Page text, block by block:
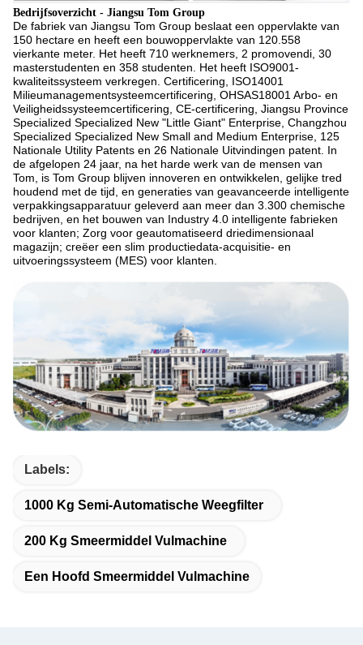
Bedrijfsoverzicht - Jiangsu Tom Group
De fabriek van Jiangsu Tom Group beslaat een oppervlakte van
150 hectare en heeft een bouwoppervlakte van 120.558
vierkante meter. Het heeft 710 werknemers, 2 promovendi, 30
masterstudenten en 358 studenten. Het heeft ISO9001-
kwaliteitssysteem verkregen. Certificering, ISO14001
Milieumanagementsysteemcertificering, OHSAS18001 Arbo- en
Veiligheidssysteemcertificering, CE-certificering, Jiangsu Province
Specialized Specialized New "Little Giant" Enterprise, Changzhou
Specialized Specialized New Small and Medium Enterprise, 125
Nationale Utility Patents en 26 Nationale Uitvindingen patent. In
de afgelopen 24 jaar, na het harde werk van de mensen van
Tom, is Tom Group blijven innoveren en ontwikkelen, gelijke tred
houdend met de tijd, en generaties van geavanceerde intelligente
verpakkingsapparatuur geleverd aan meer dan 3.300 chemische
bedrijven, en het bouwen van Industry 4.0 intelligente fabrieken
voor klanten; Zorg voor geautomatiseerd driedimensionaal
magazijn; creëer een slim productiedata-acquisitie- en
uitvoeringssysteem (MES) voor klanten.
Labels:
1000 Kg Semi-Automatische Weegfilter
200 Kg Smeermiddel Vulmachine
Een Hoofd Smeermiddel Vulmachine